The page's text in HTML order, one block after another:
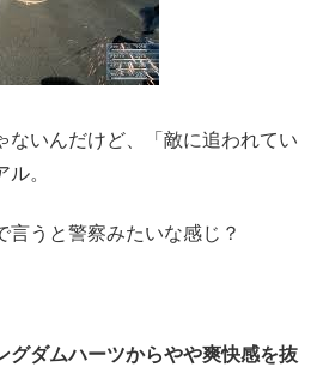
ないんだけど、「敵に追われてい
。
言うと警察みたいな感じ？
グダムハーツからやや爽快感を抜